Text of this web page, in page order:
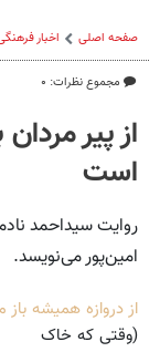
صفحه اصلی اخبار
مجموع نظرات: ۰
از پیر
است
روایت سیداحمد
امین‌پور می‌نویسد.
از دروازه همیشه
(وقتی که خاک